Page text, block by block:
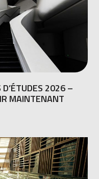
D’ÉTUDES 2026 –
MAINTENANT